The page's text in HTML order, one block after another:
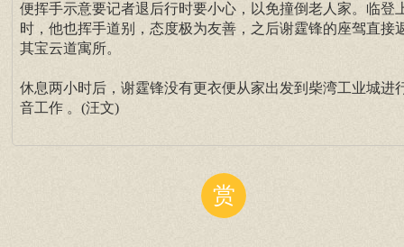
便挥手示意要记者退后行时要小心，以免撞倒老人家。临登
时，他也挥手道别，态度极为友善，之后谢霆锋的座驾直接
其宝云道寓所。
休息两小时后，谢霆锋没有更衣便从家出发到柴湾工业城进
音工作 。(汪文)
赏